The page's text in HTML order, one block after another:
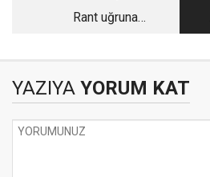
Rant uğruna
YAZIYA YORUM KAT